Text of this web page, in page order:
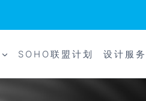
SOHO联盟计划 设计服务